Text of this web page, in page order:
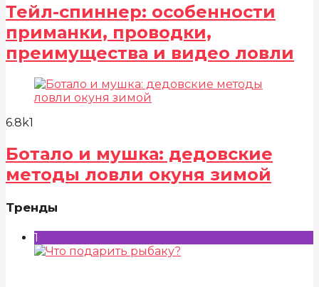
Тейл-спиннер: особенности
приманки, проводки,
преимущества и видео ловли
6.8k1
Ботало и мушка: дедовские
методы ловли окуня зимой
Тренды
1